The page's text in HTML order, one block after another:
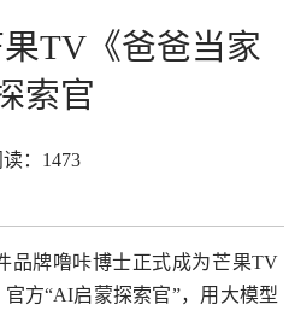
TV《爸爸当家
索官
读：1473
牌噜咔博士正式成为芒果TV
方“AI启蒙探索官”，用大模型